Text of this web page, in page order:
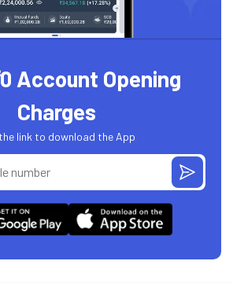
Account Opening
Charges
link to download the App